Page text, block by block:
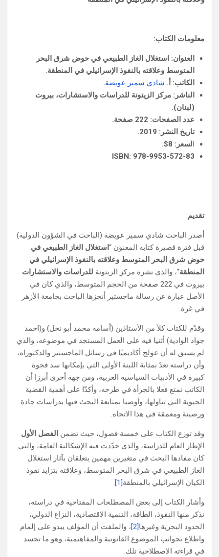
معلومات الكتاب:
العنوان: استغلال الغاز الطبيعي في حوض شرق البحر
المتوسط وعلاقته بالنفوذ الإسرائيلي في المنطقة.
الكاتب: أ. شادي سمير عويضة.
الناشر : مركز الزيتونة للدراسات والاستشارات، بيروت
(لبنان).
عدد الصفحات: 222 صفحة.
تاريخ النشر : 2019.
السعر : 8
$
.
ISBN: 978-9953-572-83
تقديم:
أصدر الباحث شادي سمير عويضة (الباحث في الشؤون الدولية)
قبل فترة قصيرة كتابه المعنون “ استغلال الغاز الطبيعي في
حوض شرق البحر المتوسط وعلاقته بالنفوذ الإسرائيلي في
المنطقة“، والذي نشره مركز الزيتونة للدراسات والاستشارات
بيروت في 222 صفحة من الحجم المتوسط، والذي كان في
الأصل عبارة عن رسالة ماجستير أنجزها الباحث بجامعة الأزهر
في غزة.
وقدّم للكتاب كلاً من الأستاذين (أسامة محمد أبو نحل) و(احمد
جواد الوادية) أثنيا فيه على العمل المستجد في موضوعه، والذي
لم يسبق له أن عولج أكاديميًا في رسائل الماجستير والدكتوراه،
وأن دراسته تعدّ بمثابة اللبنة الأولى التي بإمكانها سد فجوة
كبيرة في الأدبيات السياسية العربية، ومن جهة أخرى أبرزا أن
الكاتب تمتع فعلا بالجرأة في طرحه، وأكدّا على أهمية القضية
الحيوية التي تناولها، وأوصيا بمتابعة البحث فيها بدراسات جادة
ورصينة ومعمقة في هذا الاتجاه.
وقد توزع الكتاب على خمسة فصول، حيث تضمن الفصل الأول
الإطار العام للدراسة، والذي حدّدت فيه الإشكالية العامة، والتي
كان مفادها البحث في متغيرين مهمين يتعلقان بآثار استغلال
الغاز الطبيعي في شرق البحر المتوسط، وعلاقته بتزايد نفوذ
الكيان الإسرائيلي بالمنطقة[1]
.
وأشار الكتاب إلى بعض المصطلحات المفتاحية في دراسته،
نذكر منها النفوذ، الطاقة، التنمية الاقتصادية، النزاع الدولي،
الحدود البحرية وغيرها[2]
، والملفت أن المؤلف يبدو على إلمام
واطلاع بجوانب الموضوع القانونية والمفاهيمية، وهو ما تجسد
في قراءته الاصطلاحية تلك.